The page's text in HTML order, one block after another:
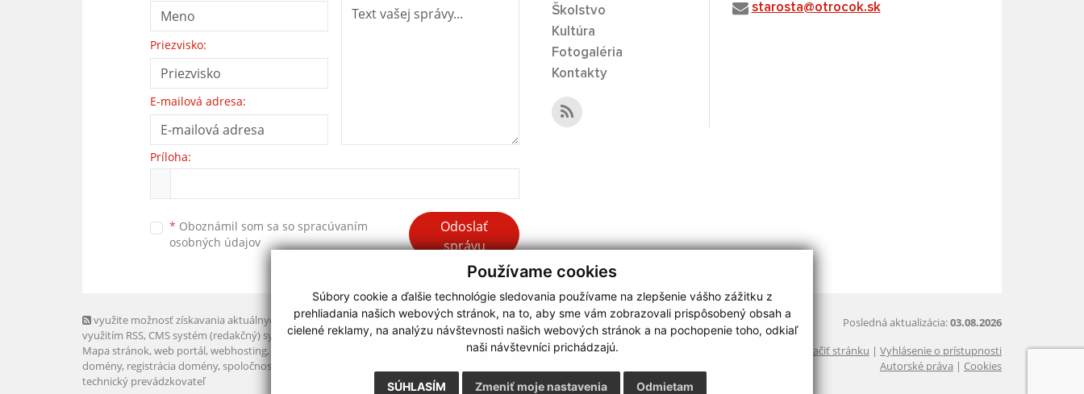
Používame cookies
Súbory cookie a ďalšie technológie sledovania používame na zlepšenie vášho zážitku z
prehliadania našich webových stránok, na to, aby sme vám zobrazovali prispôsobený obsah a
cielené reklamy, na analýzu návštevnosti našich webových stránok a na pochopenie toho, odkiaľ
naši návštevníci prichádzajú.
SÚHLASÍM Odmietam
Zmeniť moje nastavenia
Priezvisko:
E-mailová adresa:
Príloha:
* Oboznámil som sa so spracúvaním
osobných údajov
Odoslať
správu
Školstvo
Kultúra
Fotogaléria
Kontakty
starosta@otrocok.sk
využite možnosť získavania aktuálnych informácií s
využitím RSS, CMS systém (redakčný) systém ECHELON 2,
Mapa stránok, web portál, webhosting,
domény, registrácia domény, spoločnosť webex.digital, s.r.o.
technický prevádzkovateľ
Posledná aktualizácia:03.08.2026
Vytlačiť stránku | Vyhlásenie o prístupnosti
Autorské práva | Cookies
webdesign|